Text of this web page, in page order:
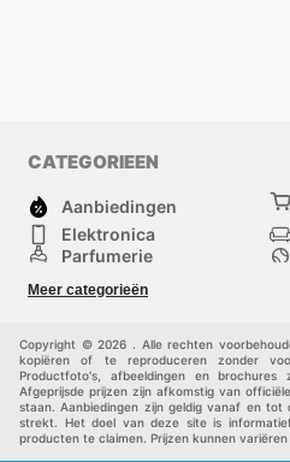
CATEGORIEEN
Aanbiedingen
Elektronica
Parfumerie
Kinderen
Meer categorieën
Copyright © 2026 . Alle rechten
kopiëren of te reproduceren zonder
Productfoto's, afbeeldingen en
Afgeprijsde prijzen zijn afkomstig van
staan. Aanbiedingen zijn geldig vanaf en
strekt. Het doel van deze site is
producten te claimen. Prijzen kunnen